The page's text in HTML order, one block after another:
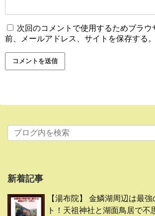
次回のコメントで使用するためブラウ
前、メールアドレス、サイトを保存する。
新着記事
【湯布院】 金鱗湖周辺は最
ト！天祖神社と湖面鳥居で不